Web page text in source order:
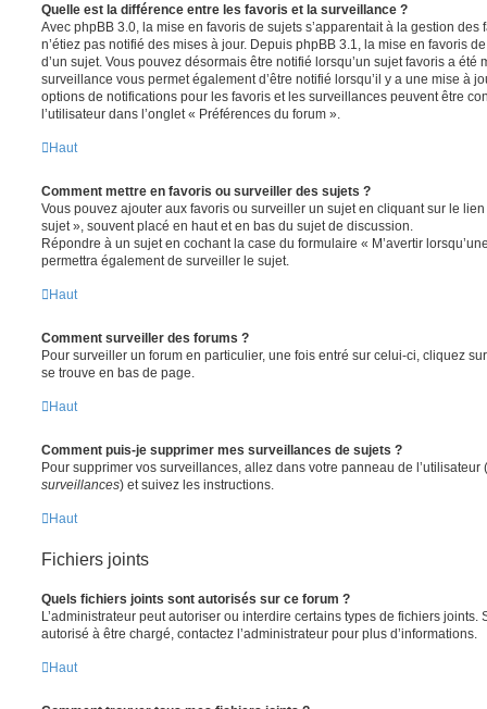
Quelle est la différence entre les favoris et la surveillance ?
Avec phpBB 3.0, la mise en favoris de sujets s’apparentait à la gestion des
n’étiez pas notifié des mises à jour. Depuis phpBB 3.1, la mise en favoris
d’un sujet. Vous pouvez désormais être notifié lorsqu’un sujet favoris a été
surveillance vous permet également d’être notifié lorsqu’il y a une mise à
options de notifications pour les favoris et les surveillances peuvent être
l’utilisateur dans l’onglet « Préférences du forum ».
Haut
Comment mettre en favoris ou surveiller des sujets ?
Vous pouvez ajouter aux favoris ou surveiller un sujet en cliquant sur le
sujet », souvent placé en haut et en bas du sujet de discussion.
Répondre à un sujet en cochant la case du formulaire « M’avertir
permettra également de surveiller le sujet.
Haut
Comment surveiller des forums ?
Pour surveiller un forum en particulier, une fois entré sur celui-ci, cliquez
se trouve en bas de page.
Haut
Comment puis-je supprimer mes surveillances de sujets ?
Pour supprimer vos surveillances, allez dans votre panneau de l’utilisateur
surveillances) et suivez les instructions.
Haut
Fichiers joints
Quels fichiers joints sont autorisés sur ce forum ?
L’administrateur peut autoriser ou interdire certains types de fichiers joints.
autorisé à être chargé, contactez l’administrateur pour plus d’informations.
Haut